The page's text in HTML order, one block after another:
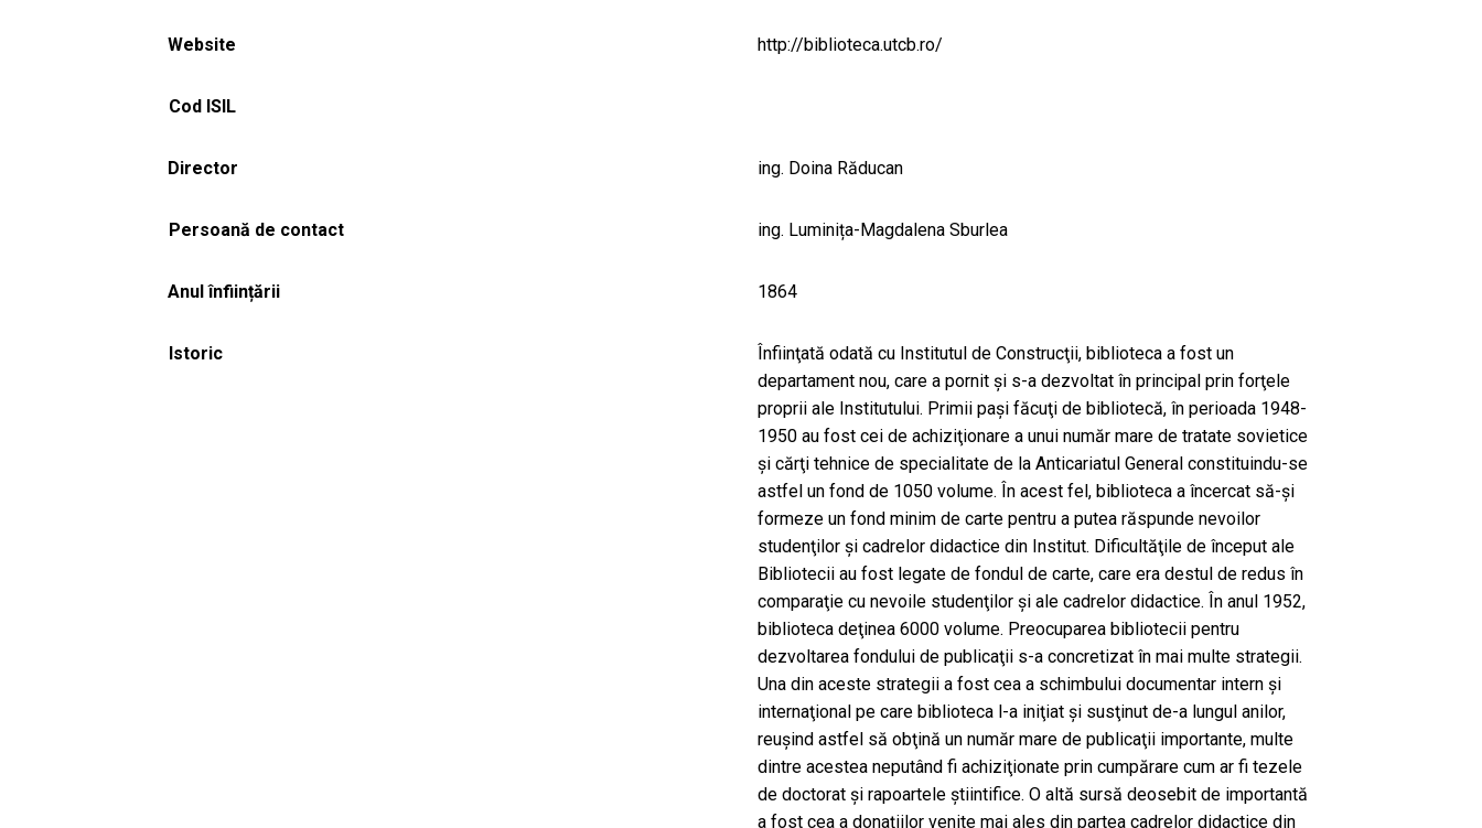
Website http://biblioteca.utcb.ro/
Cod ISIL
Director ing. Doina Răducan
Persoană de contact ing. Luminița-Magdalena Sburlea
Anul înființării 1864
Istoric
Înfiinţată odată cu Institutul de Construcţii, biblioteca a fost un
departament nou, care a pornit şi s-a dezvoltat în principal prin forţele
proprii ale Institutului. Primii paşi făcuţi de bibliotecă, în perioada 1948-
1950 au fost cei de achiziţionare a unui număr mare de tratate sovietice
şi cărţi tehnice de specialitate de la Anticariatul General constituindu-se
astfel un fond de 1050 volume. În acest fel, biblioteca a încercat să-şi
formeze un fond minim de carte pentru a putea răspunde nevoilor
studenţilor şi cadrelor didactice din Institut. Dificultăţile de început ale
Bibliotecii au fost legate de fondul de carte, care era destul de redus în
comparaţie cu nevoile studenţilor şi ale cadrelor didactice. În anul 1952,
biblioteca deţinea 6000 volume. Preocuparea bibliotecii pentru
dezvoltarea fondului de publicaţii s-a concretizat în mai multe strategii.
Una din aceste strategii a fost cea a schimbului documentar intern şi
internaţional pe care biblioteca l-a iniţiat şi susţinut de-a lungul anilor,
reuşind astfel să obţină un număr mare de publicaţii importante, multe
dintre acestea neputând fi achiziţionate prin cumpărare cum ar fi tezele
de doctorat şi rapoartele ştiintifice. O altă sursă deosebit de importantă
a fost cea a donaţiilor venite mai ales din partea cadrelor didactice din